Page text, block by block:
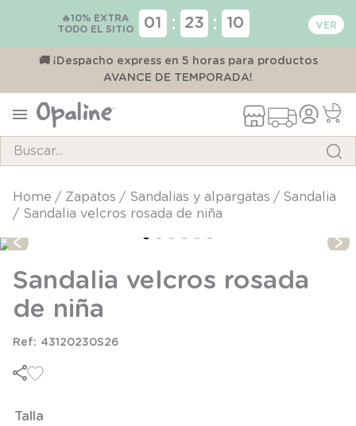
🔥10% EXTRA
TODO EL SITIO
01 : 23 : 10
🚚 ¡Despacho express en 5 horas para productos
AVANCE DE TEMPORADA!
zapatos sandalias y alpargatas
sandalia
Sandalia velcros rosada de niña
Sandalia velcros rosada
de niña
43120230S26
Talla
TÉRMINOS MÁS BUSCADOS
1.
pijama
3.
zapatillas
4.
body
5
8.